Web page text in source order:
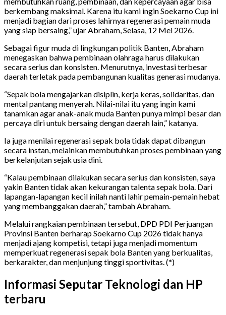
berkembang maksimal. Karena itu kami ingin Soekarno Cup ini
menjadi bagian dari proses lahirnya regenerasi pemain muda
yang siap bersaing,” ujar Abraham, Selasa, 12 Mei 2026.
Sebagai figur muda di lingkungan politik Banten, Abraham
menegaskan bahwa pembinaan olahraga harus dilakukan
secara serius dan konsisten. Menurutnya, investasi terbesar
daerah terletak pada pembangunan kualitas generasi mudanya.
“Sepak bola mengajarkan disiplin, kerja keras, solidaritas, dan
mental pantang menyerah. Nilai-nilai itu yang ingin kami
tanamkan agar anak-anak muda Banten punya mimpi besar dan
percaya diri untuk bersaing dengan daerah lain,” katanya.
Ia juga menilai regenerasi sepak bola tidak dapat dibangun
secara instan, melainkan membutuhkan proses pembinaan yang
berkelanjutan sejak usia dini.
“Kalau pembinaan dilakukan secara serius dan konsisten, saya
yakin Banten tidak akan kekurangan talenta sepak bola. Dari
lapangan-lapangan kecil inilah nanti lahir pemain-pemain hebat
yang membanggakan daerah,” tambah Abraham.
Melalui rangkaian pembinaan tersebut, DPD PDI Perjuangan
Provinsi Banten berharap Soekarno Cup 2026 tidak hanya
menjadi ajang kompetisi, tetapi juga menjadi momentum
memperkuat regenerasi sepak bola Banten yang berkualitas,
berkarakter, dan menjunjung tinggi sportivitas. (*)
Informasi Seputar Teknologi dan HP
terbaru